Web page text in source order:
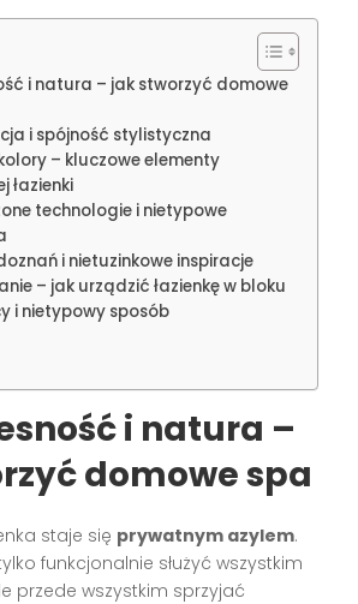
i natura – jak stworzyć domowe
i spójność stylistyczna
– kluczowe elementy
łazienki
technologie i nietypowe
i nietuzinkowe inspiracje
– jak urządzić łazienkę w bloku
i nietypowy sposób
i natura –
domowe spa
staje się prywatnym azylem.
funkcjonalnie służyć wszystkim
przede wszystkim sprzyjać